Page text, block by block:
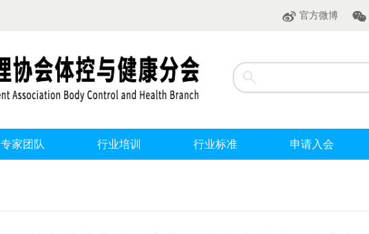
官方微博
专家团队 行业培训 行业标准 申请入会